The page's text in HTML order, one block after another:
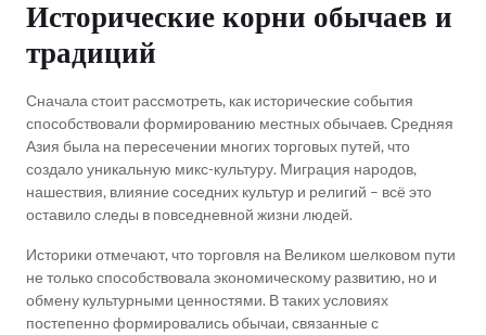
Исторические корни обычаев и
традиций
Сначала стоит рассмотреть, как исторические события
способствовали формированию местных обычаев. Средняя
Азия была на пересечении многих торговых путей, что
создало уникальную микс-культуру. Миграция народов,
нашествия, влияние соседних культур и религий – всё это
оставило следы в повседневной жизни людей.
Историки отмечают, что торговля на Великом шелковом пути
не только способствовала экономическому развитию, но и
обмену культурными ценностями. В таких условиях
постепенно формировались обычаи, связанные с